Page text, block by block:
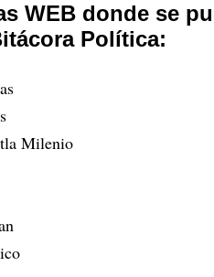
WEB donde se
Política:
Milenio